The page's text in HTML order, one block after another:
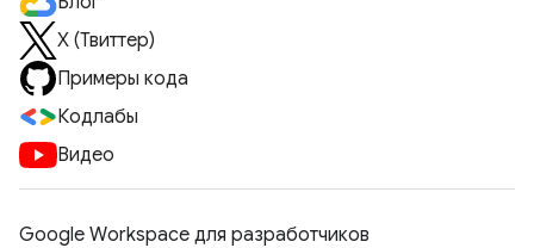
X (Твиттер)
Примеры кода
Кодлабы
Видео
Google Workspace для разработчиков